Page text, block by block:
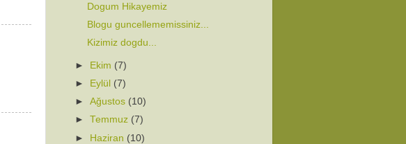
Dogum Hikayemiz
Blogu guncellememissiniz...
Kizimiz dogdu...
► Ekim (7)
►
Eylül (7)
►Ağustos (10)
►Temmuz (7)
► Haziran (10)